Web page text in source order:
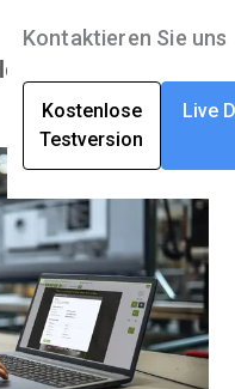
Lösungen
Unternehmen
Ressourcen
English
Deutsch
Français
Kontaktieren Sie uns
Kostenlose
Testversion
Live
| September